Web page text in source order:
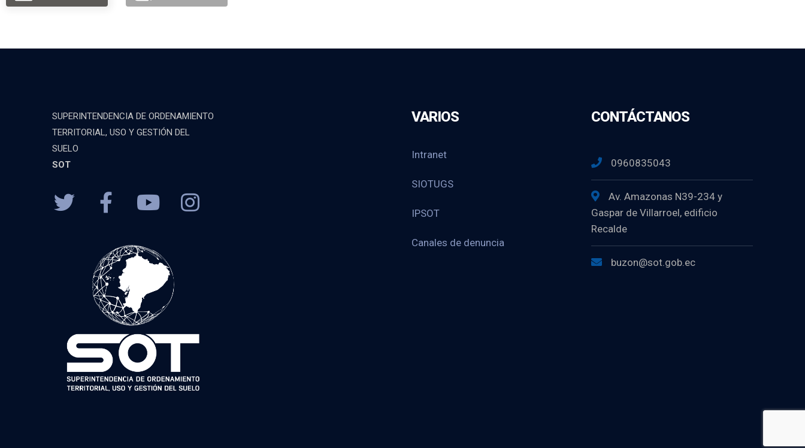
SUPERINTENDENCIA DE ORDENAMIENTO
TERRITORIAL, USO Y GESTIÓN DEL
SUELO
SOT
VARIOS
Intranet
SIOTUGS
IPSOT
Canales de denuncia
CONTÁCTANOS
0960835043
Av. Amazonas N39-234 y
Gaspar de Villarroel, edificio
Recalde
buzon@sot.gob.ec